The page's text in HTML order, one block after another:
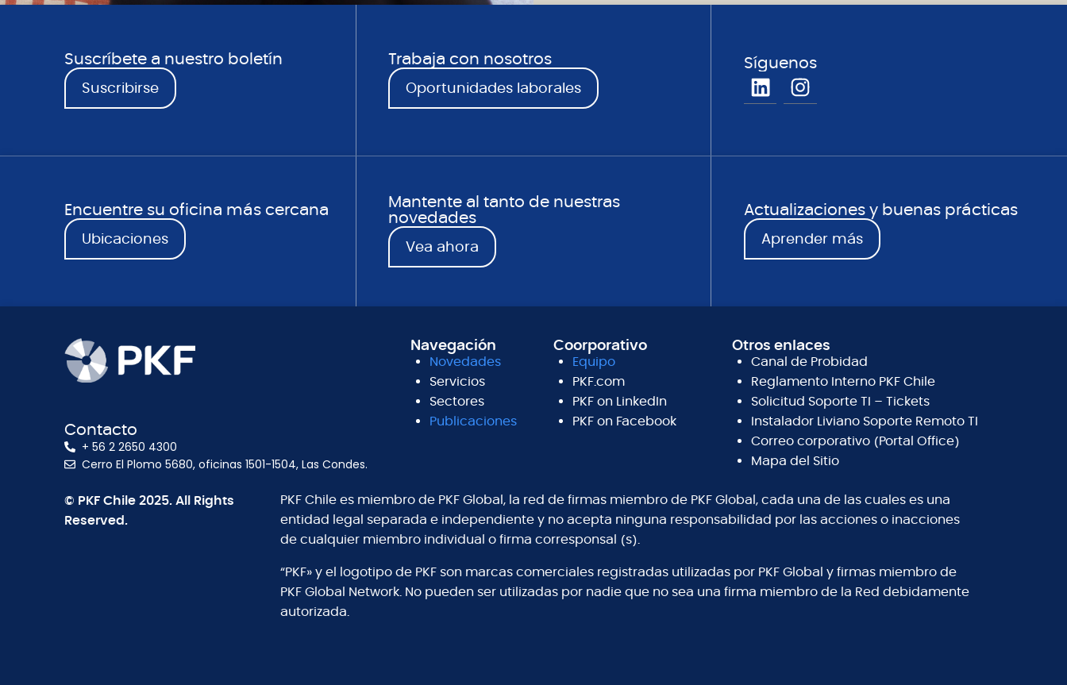
Suscríbete a nuestro boletín
Suscribirse
Trabaja con nosotros
Oportunidades laborales
Síguenos
Encuentre su oficina más cercana
Ubicaciones
Mantente al tanto de nuestras
novedades
Vea ahora
Actualizaciones y buenas prácticas
Aprender más
Contacto
+ 56 2 2650 4300
Cerro El Plomo 5680, oficinas 1501-1504, Las Condes.
Navegación
Novedades
Servicios
Sectores
Publicaciones
Coorporativo
Equipo
PKF.com
PKF on LinkedIn
PKF on Facebook
Otros enlaces
Canal de Probidad
Reglamento Interno PKF Chile
Solicitud Soporte TI – Tickets
Instalador Liviano Soporte Remoto TI
Correo corporativo (Portal Office)
Mapa del Sitio
© PKF Chile 2025. All Rights
Reserved.
PKF Chile es miembro de PKF Global, la red de firmas miembro de PKF Global, cada una de las cuales es una
entidad legal separada e independiente y no acepta ninguna responsabilidad por las acciones o inacciones
de cualquier miembro individual o firma corresponsal (s).
“PKF» y el logotipo de PKF son marcas comerciales registradas utilizadas por PKF Global y firmas miembro de
PKF Global Network. No pueden ser utilizadas por nadie que no sea una firma miembro de la Red debidamente
autorizada.